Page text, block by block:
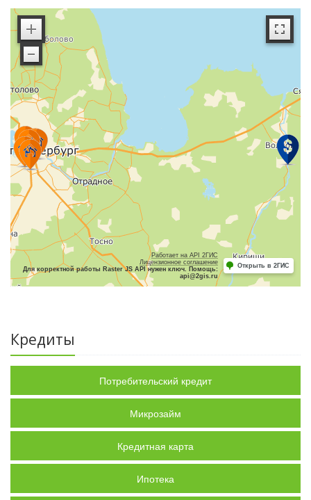
Работает на API 2ГИС
Лицензионное соглашение
Для корректной работы Raster JS API нужен ключ. Помощь:
api@2gis.ru
Открыть в 2ГИС
Кредиты
Потребительский кредит
Микрозайм
Кредитная карта
Ипотека